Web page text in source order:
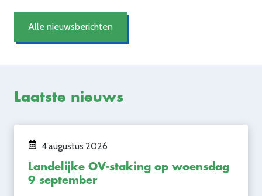
Alle nieuwsberichten
Laatste nieuws
4 augustus 2026
Landelijke OV-staking op woensdag
9 september